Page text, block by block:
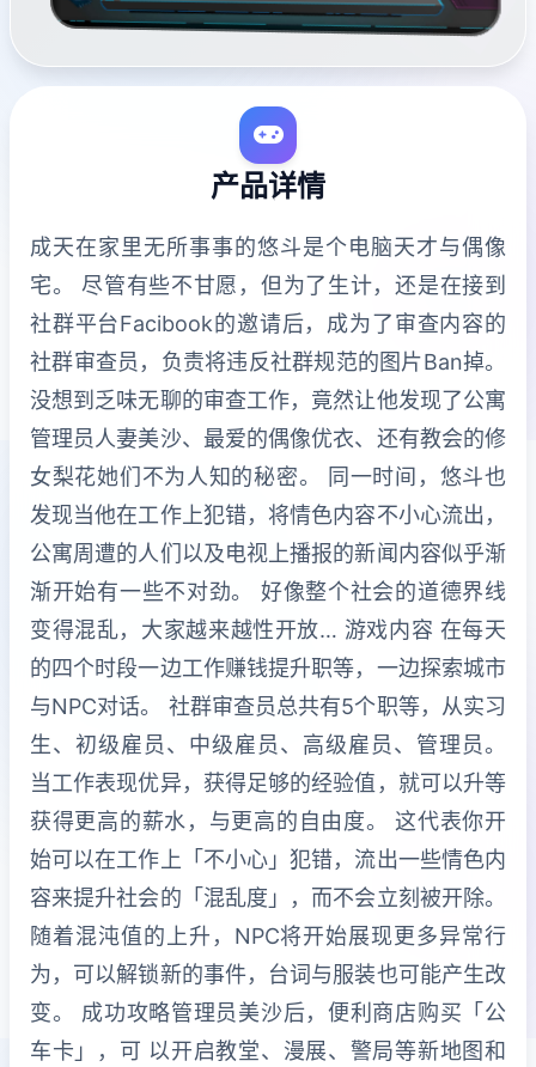
产品详情
成天在家里无所事事的悠斗是个电脑天才与偶像
宅。 尽管有些不甘愿，但为了生计，还是在接到
社群平台Facibook的邀请后，成为了审查内容的
社群审查员，负责将违反社群规范的图片Ban掉。
没想到乏味无聊的审查工作，竟然让他发现了公寓
管理员人妻美沙、最爱的偶像优衣、还有教会的修
女梨花她们不为人知的秘密。 同一时间，悠斗也
发现当他在工作上犯错，将情色内容不小心流出，
公寓周遭的人们以及电视上播报的新闻内容似乎渐
渐开始有一些不对劲。 好像整个社会的道德界线
变得混乱，大家越来越性开放… 游戏内容 在每天
的四个时段一边工作赚钱提升职等，一边探索城市
与NPC对话。 社群审查员总共有5个职等，从实习
生、初级雇员、中级雇员、高级雇员、管理员。
当工作表现优异，获得足够的经验值，就可以升等
获得更高的薪水，与更高的自由度。 这代表你开
始可以在工作上「不小心」犯错，流出一些情色内
容来提升社会的「混乱度」，而不会立刻被开除。
随着混沌值的上升，NPC将开始展现更多异常行
为，可以解锁新的事件，台词与服装也可能产生改
变。 成功攻略管理员美沙后，便利商店购买「公
车卡」，可 以开启教堂、漫展、警局等新地图和